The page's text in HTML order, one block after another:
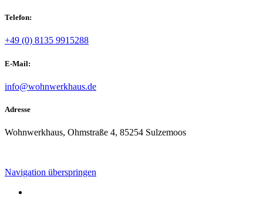
Telefon:
+49 (0) 8135 9915288
E-Mail:
info@wohnwerkhaus.de
Adresse
Wohnwerkhaus, Ohmstraße 4, 85254 Sulzemoos
Navigation überspringen